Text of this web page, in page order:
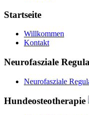
Startseite
Willkommen
Kontakt
Neurofasziale
Neurofasziale
Hundeosteotherapie